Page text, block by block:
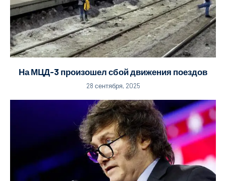
На МЦД-3 произошел сбой движения поездов
28 сентября, 2025